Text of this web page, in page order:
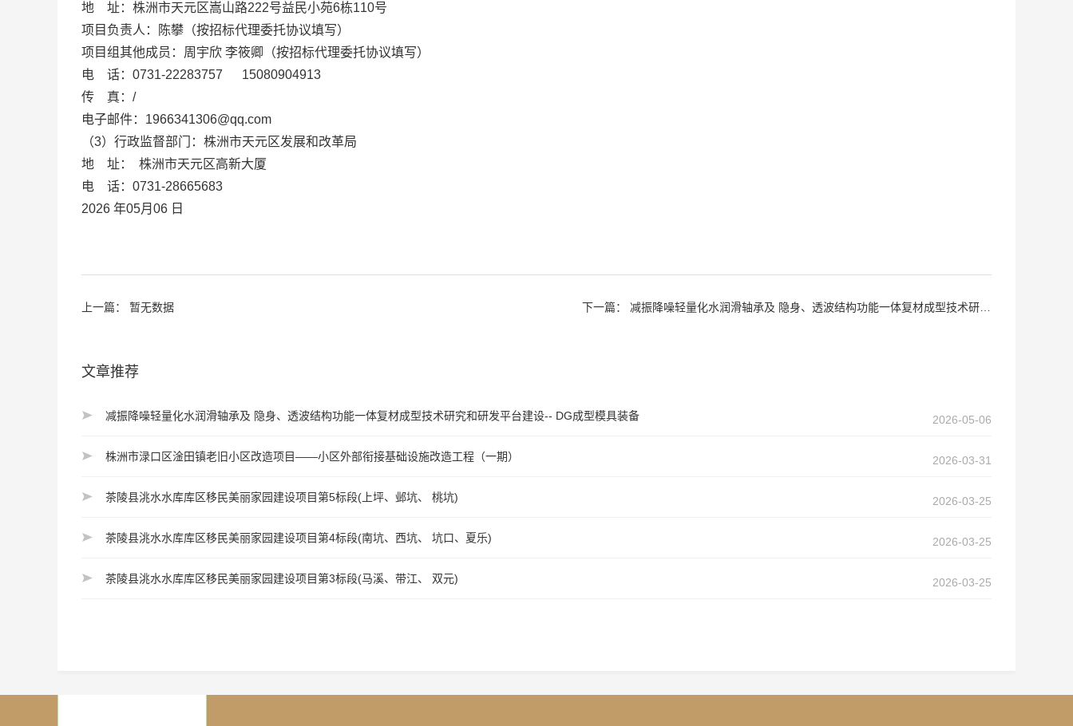
地 址：株洲市天元区嵩山路222号益民小苑6栋110号
项目负责人：陈攀（按招标代理委托协议填写）
项目组其他成员：周宇欣 李筱卿（按招标代理委托协议填写）
电 话：0731-22283757 15080904913
传 真：/
电子邮件：1966341306@qq.com
（3）行政监督部门：株洲市天元区发展和改革局
地 址： 株洲市天元区高新大厦
电 话：0731-28665683
2026 年05月06 日
上一篇： 暂无数据 下一篇： 减振降噪轻量化水润滑轴承及 隐身、透波结构功能一体复材成型技术研究和研发平台建设-- DG成型模具装备
文章推荐
减振降噪轻量化水润滑轴承及 隐身、透波结构功能一体复材成型技术研究和研发平台建设-- DG成型模具装备 2026-05-06
株洲市渌口区淦田镇老旧小区改造项目——小区外部衔接基础设施改造工程（一期） 2026-03-31
茶陵县洮水水库库区移民美丽家园建设项目第5标段(上坪、邺坑、 桃坑) 2026-03-25
茶陵县洮水水库库区移民美丽家园建设项目第4标段(南坑、西坑、 坑口、夏乐) 2026-03-25
茶陵县洮水水库库区移民美丽家园建设项目第3标段(马溪、带江、 双元) 2026-03-25